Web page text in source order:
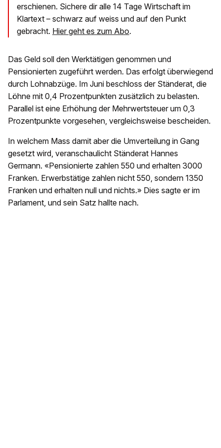
erschienen. Sichere dir alle 14 Tage Wirtschaft im
Klartext – schwarz auf weiss und auf den Punkt
gebracht. Hier geht es zum Abo.
Das Geld soll den Werktätigen genommen und
Pensionierten zugeführt werden. Das erfolgt überwiegend
durch Lohnabzüge. Im Juni beschloss der Ständerat, die
Löhne mit 0,4 Prozentpunkten zusätzlich zu belasten.
Parallel ist eine Erhöhung der Mehrwertsteuer um 0,3
Prozentpunkte vorgesehen, vergleichsweise bescheiden.
In welchem Mass damit aber die Umverteilung in Gang
gesetzt wird, veranschaulicht Ständerat Hannes
Germann. «Pensionierte zahlen 550 und erhalten 3000
Franken. Erwerbstätige zahlen nicht 550, sondern 1350
Franken und erhalten null und nichts.» Dies sagte er im
Parlament, und sein Satz hallte nach.